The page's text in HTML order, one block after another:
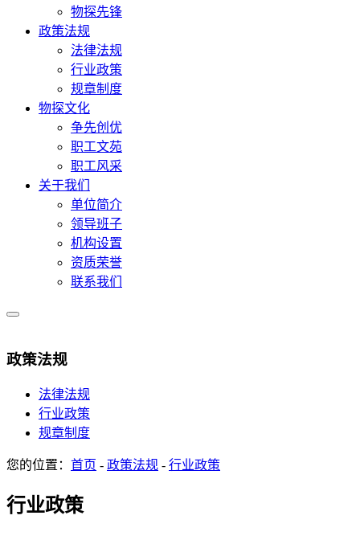
物探先锋
政策法规
法律法规
行业政策
规章制度
物探文化
争先创优
职工文苑
职工风采
关于我们
单位简介
领导班子
机构设置
资质荣誉
联系我们
政策法规
法律法规
行业政策
规章制度
您的位置： 首页 - 政策法规 - 行业政策
行业政策